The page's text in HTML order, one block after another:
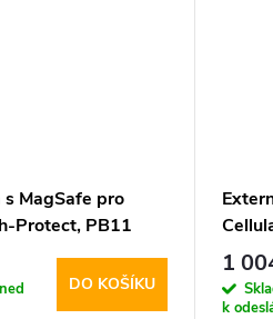
MagSafe pro
Protect, PB11
Blue
DO KOŠÍKU
1
k